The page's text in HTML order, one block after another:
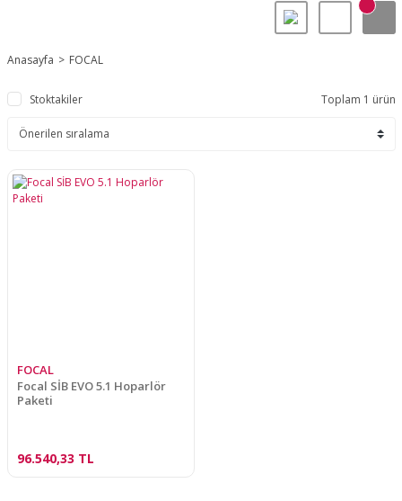
Anasayfa FOCAL
Stoktakiler Toplam 1 ürün
FOCAL
Focal SİB EVO 5.1 Hoparlör
Paketi
96.540,33 TL